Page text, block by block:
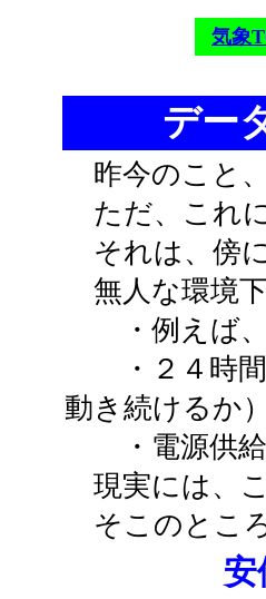
気象
デー
昨今のこと
ただ、これ
それは、傍
無人な環境
・例えば、
・２４時間
動き続けるか）
・電源供給
現実には、
そこのとこ
安